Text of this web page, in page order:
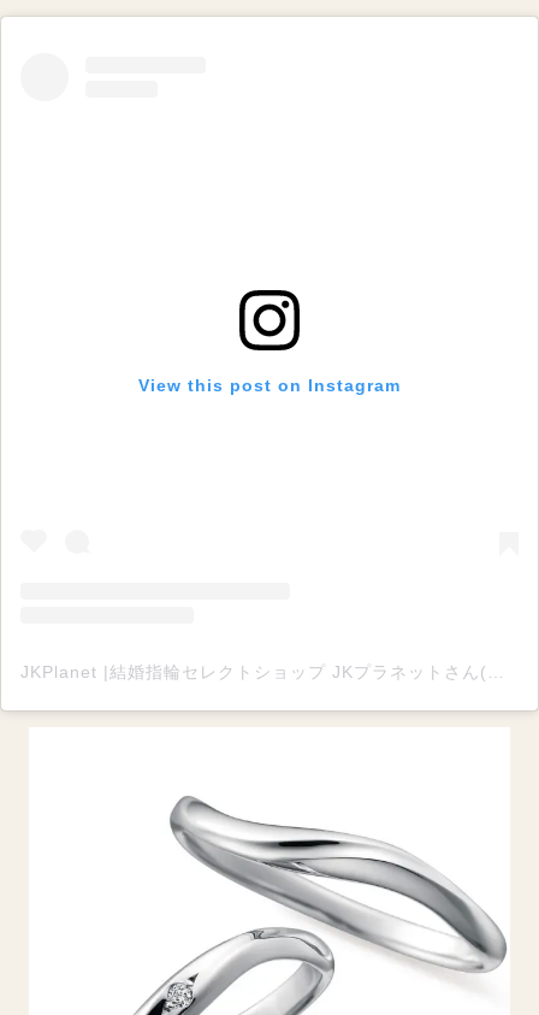
View this post on Instagram
JKPlanet |結婚指輪セレクトショップ JKプラネットさん(@jkplanet.jewelry)がシェアした投稿